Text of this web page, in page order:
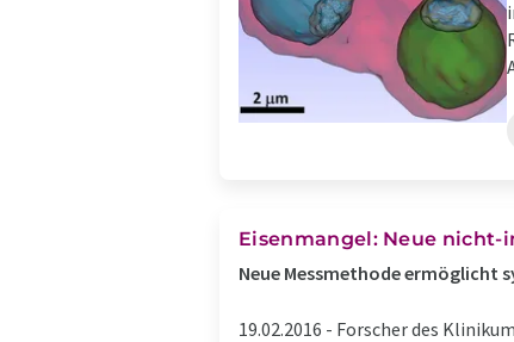
Eisenmangel: Neue nicht-
Neue Messmethode ermöglicht
19.02.2016 - Forscher des